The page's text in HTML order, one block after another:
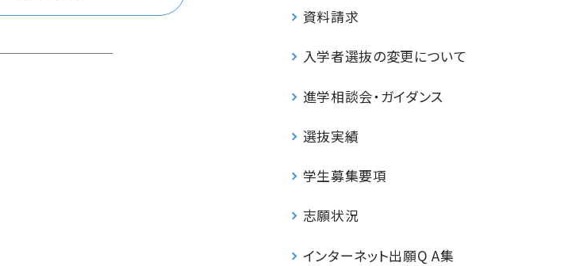
資料請求
入学者選抜の変更について
進学相談会・ガイダンス
選抜実績
学生募集要項
志願状況
インターネット出願Q A集